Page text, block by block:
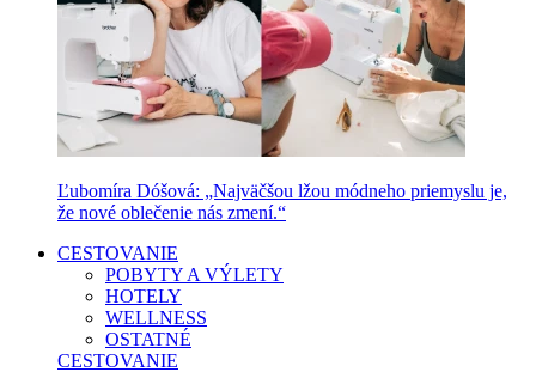
Ľubomíra Dóšová: „Najväčšou lžou módneho priemyslu je,
že nové oblečenie nás zmení.“
CESTOVANIE
POBYTY A VÝLETY
HOTELY
WELLNESS
OSTATNÉ
CESTOVANIE